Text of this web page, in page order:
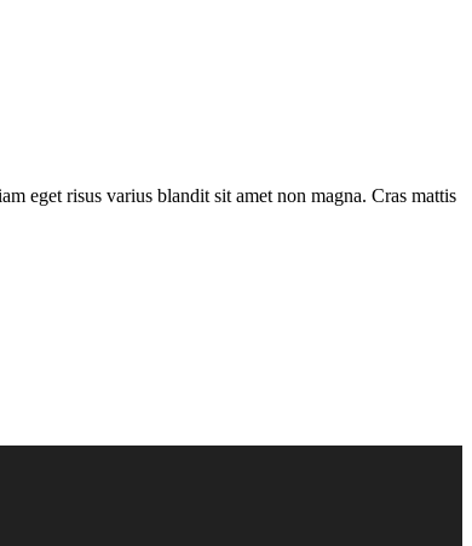
eget risus varius blandit sit amet non magna. Cras mattis